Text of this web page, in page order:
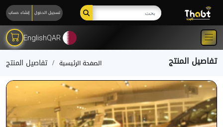
تسجيل الدخول إنشاء حساب
QAR
English
تفاصيل المنتج الصفحة الرئيسية تفاصيل المنتج